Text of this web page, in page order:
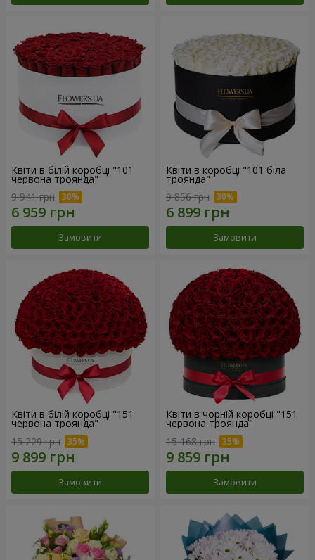
Квіти в білій коробці "101
червона троянда"
9 941 грн
Замовити
Квіти в коробці "101 біла
троянда"
9 856 грн
Замовити
Квіти в білій коробці "151
червона троянда"
15 229 грн
Замовити
Квіти в чорній коробці "151
червона троянда"
15 168 грн
Замовити